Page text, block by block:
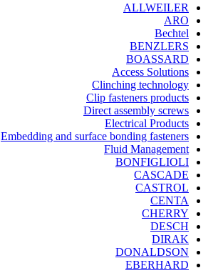
ALLWEILER
ARO
Bechtel
BENZLERS
BOASSARD
Access Solutions
Clinching technology
Clip fasteners products
Direct assembly screws
Electrical Products
Embedding and surface bonding fasteners
Fluid Management
BONFIGLIOLI
CASCADE
CASTROL
CENTA
CHERRY
DESCH
DIRAK
DONALDSON
EBERHARD